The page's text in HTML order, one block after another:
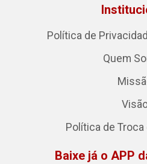
Política de
Quem
Política de
Baixe já o APP